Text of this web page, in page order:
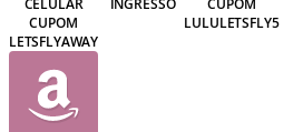
CUPOM
LETSFLYAWAY
LULULETSFLY5